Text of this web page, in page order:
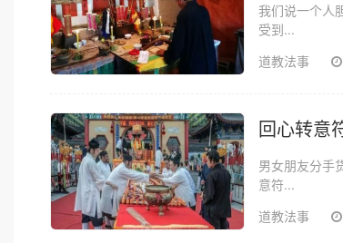
我们说一个人
受到...
道教法事
回心转意
男女朋友分手
意符...
道教法事